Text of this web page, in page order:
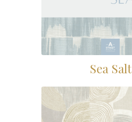
Sea Salt